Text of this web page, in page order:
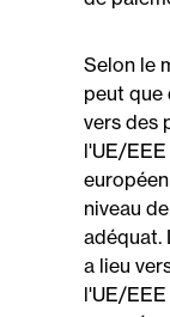
Selon le
peut que
vers des
l'UE/
niveau
adéquat.
a lieu
l'UE/